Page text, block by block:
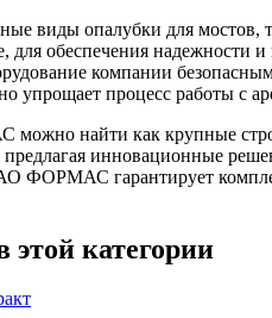
виды опалубки для мостов,
для обеспечения надежности
компании
упрощает процесс работы с
найти как крупные
предлагая инновационные
ФОРМАС гарантирует
категории